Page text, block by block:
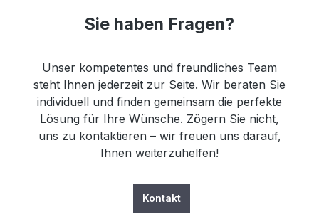
Sie haben Fragen?
Unser kompetentes und freundliches Team
steht Ihnen jederzeit zur Seite. Wir beraten Sie
individuell und finden gemeinsam die perfekte
Lösung für Ihre Wünsche. Zögern Sie nicht,
uns zu kontaktieren – wir freuen uns darauf,
Ihnen weiterzuhelfen!
Kontakt